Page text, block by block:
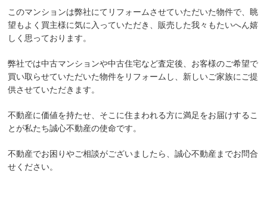
このマンションは弊社にてリフォームさせていただいた物件で、眺
望もよく買主様に気に入っていただき、販売した我々もたいへん嬉
しく思っております。
弊社では中古マンションや中古住宅など査定後、お客様のご希望で
買い取らせていただいた物件をリフォームし、新しいご家族にご提
供させていただきます。
不動産に価値を持たせ、そこに住まわれる方に満足をお届けするこ
とが私たち誠心不動産の使命です。
不動産でお困りやご相談がございましたら、誠心不動産までお問合
せください。